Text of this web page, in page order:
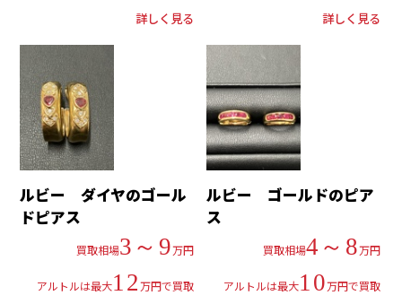
詳しく見る 詳しく見る
ルビー ダイヤのゴール
ドピアス
買取相場3～9万円
アルトルは最大12万円で買取
ルビー ゴールドのピア
ス
買取相場4～8万円
アルトルは最大10万円で買取